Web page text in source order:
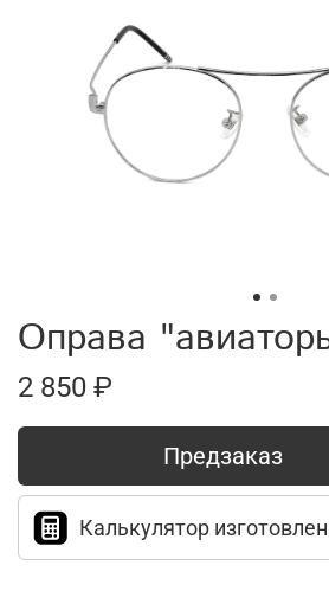
Оправа
2 850 ₽
Предзаказ
Калькулятор